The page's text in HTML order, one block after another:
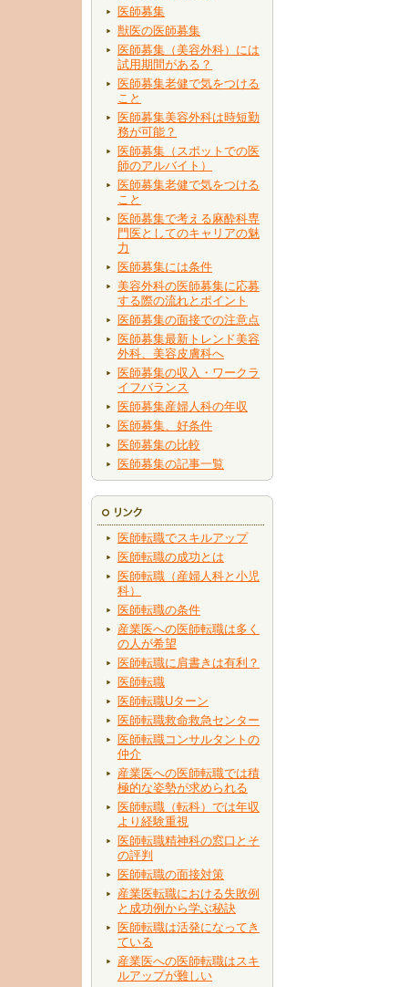
医師募集
獣医の医師募集
医師募集（美容外科）には
試用期間がある？
医師募集老健で気をつける
こと
医師募集美容外科は時短勤
務が可能？
医師募集（スポットでの医
師のアルバイト）
医師募集老健で気をつける
こと
医師募集で考える麻酔科専
門医としてのキャリアの魅
力
医師募集には条件
美容外科の医師募集に応募
する際の流れとポイント
医師募集の面接での注意点
医師募集最新トレンド美容
外科、美容皮膚科へ
医師募集の収入・ワークラ
イフバランス
医師募集産婦人科の年収
医師募集、好条件
医師募集の比較
医師募集の記事一覧
医師転職でスキルアップ
医師転職の成功とは
医師転職（産婦人科と小児
科）
医師転職の条件
産業医への医師転職は多く
の人が希望
医師転職に肩書きは有利？
医師転職
医師転職Uターン
医師転職救命救急センター
医師転職コンサルタントの
仲介
産業医への医師転職では積
極的な姿勢が求められる
医師転職（転科）では年収
より経験重視
医師転職精神科の窓口とそ
の評判
医師転職の面接対策
産業医転職における失敗例
と成功例から学ぶ秘訣
医師転職は活発になってき
ている
産業医への医師転職はスキ
ルアップが難しい